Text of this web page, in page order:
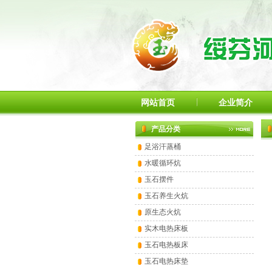
网站首页 企业简介
产品分类
足浴汗蒸桶
水暖循环炕
玉石摆件
玉石养生火炕
原生态火炕
实木电热床板
玉石电热板床
玉石电热床垫